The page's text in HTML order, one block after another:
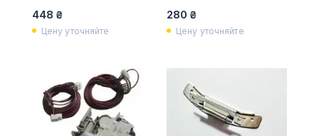
448 ₴
Цену уточняйте
280 ₴
Цену уточняйте